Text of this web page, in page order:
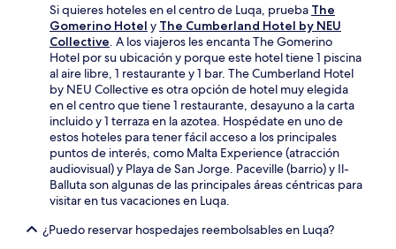
Si quieres hoteles en el centro de Luqa, prueba The
Gomerino Hotel y The Cumberland Hotel by NEU
Collective. A los viajeros les encanta The Gomerino
Hotel por su ubicación y porque este hotel tiene 1 piscina
al aire libre, 1 restaurante y 1 bar. The Cumberland Hotel
by NEU Collective es otra opción de hotel muy elegida
en el centro que tiene 1 restaurante, desayuno a la carta
incluido y 1 terraza en la azotea. Hospédate en uno de
estos hoteles para tener fácil acceso a los principales
puntos de interés, como Malta Experience (atracción
audiovisual) y Playa de San Jorge. Paceville (barrio) y Il-
Balluta son algunas de las principales áreas céntricas para
visitar en tus vacaciones en Luqa.
¿Puedo reservar hospedajes reembolsables en Luqa?